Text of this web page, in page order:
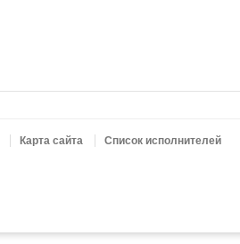
Карта сайта
Список исполнителей